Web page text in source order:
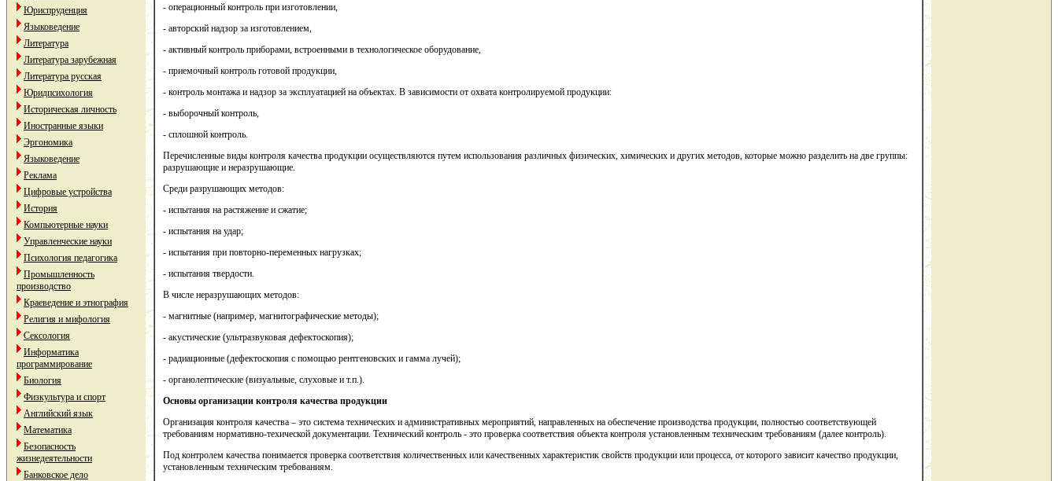
Юриспруденция
Языковедение
Литература
Литература зарубежная
Литература русская
Юридпсихология
Историческая личность
Иностранные языки
Эргономика
Языковедение
Реклама
Цифровые устройства
История
Компьютерные науки
Управленческие науки
Психология педагогика
Промышленность
производство
Краеведение и этнография
Религия и мифология
Сексология
Информатика
программирование
Биология
Физкультура и спорт
Английский язык
Математика
Безопасность
жизнедеятельности
Банковское дело
- операционный контроль при изготовлении,
- авторский надзор за изготовлением,
- активный контроль приборами, встроенными в технологическое оборудование,
- приемочный контроль готовой продукции,
- контроль монтажа и надзор за эксплуатацией на объектах. В зависимости от охвата контролируемой продукции:
- выборочный контроль,
- сплошной контроль.
Перечисленные виды контроля качества продукции осуществляются путем использования различных физических, химических и других методов, которые можно разделить на две группы:
разрушающие и неразрушающие.
Среди разрушающих методов:
- испытания на растяжение и сжатие;
- испытания на удар;
- испытания при повторно-переменных нагрузках;
- испытания твердости.
В числе неразрушающих методов:
- магнитные (например, магнитографические методы);
- акустические (ультразвуковая дефектоскопия);
- радиационные (дефектоскопия с помощью рентгеновских и гамма лучей);
- органолептические (визуальные, слуховые и т.п.).
Основы организации контроля качества продукции
Организация контроля качества – это система технических и административных мероприятий, направленных на обеспечение производства продукции, полностью соответствующей
требованиям нормативно-техической документации. Технический контроль - это проверка соответствия объекта контроля установленным техническим требованиям (далее контроль).
Под контролем качества понимается проверка соответствия количественных или качественных характеристик свойств продукции или процесса, от которого зависит качество продукции,
установленным техническим требованиям.